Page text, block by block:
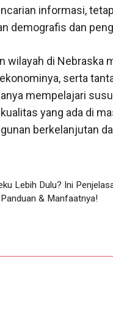
informasi,
demografis dan
wilayah di
serta
mempelajari
yang ada di
berkelanjutan
Lebih Dulu? Ini
& Manfaatnya!